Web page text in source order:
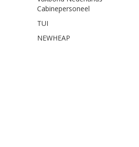
Cabinepersoneel
TUI
NEWHEAP